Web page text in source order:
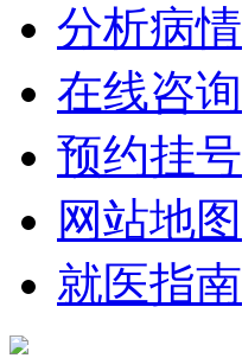
分析病情
在线咨询
预约挂号
网站地图
就医指南